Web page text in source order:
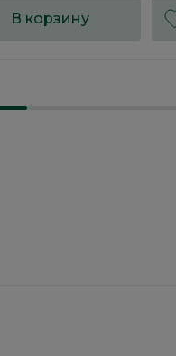
В корзину